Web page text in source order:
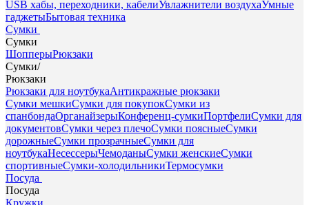
USB хабы, переходники, кабелиУвлажнители воздухаУмные
гаджетыБытовая техника
Сумки
Сумки
ШопперыРюкзаки
Сумки/
Рюкзаки
Рюкзаки для ноутбукаАнтикражные рюкзаки
Сумки мешкиСумки для покупокСумки из
спанбондаОрганайзерыКонференц-сумкиПортфелиСумки для
документовСумки через плечоСумки поясныеСумки
дорожныеСумки прозрачныеСумки для
ноутбукаНесессерыЧемоданыСумки женскиеСумки
спортивныеСумки-холодильникиТермосумки
Посуда
Посуда
Кружки